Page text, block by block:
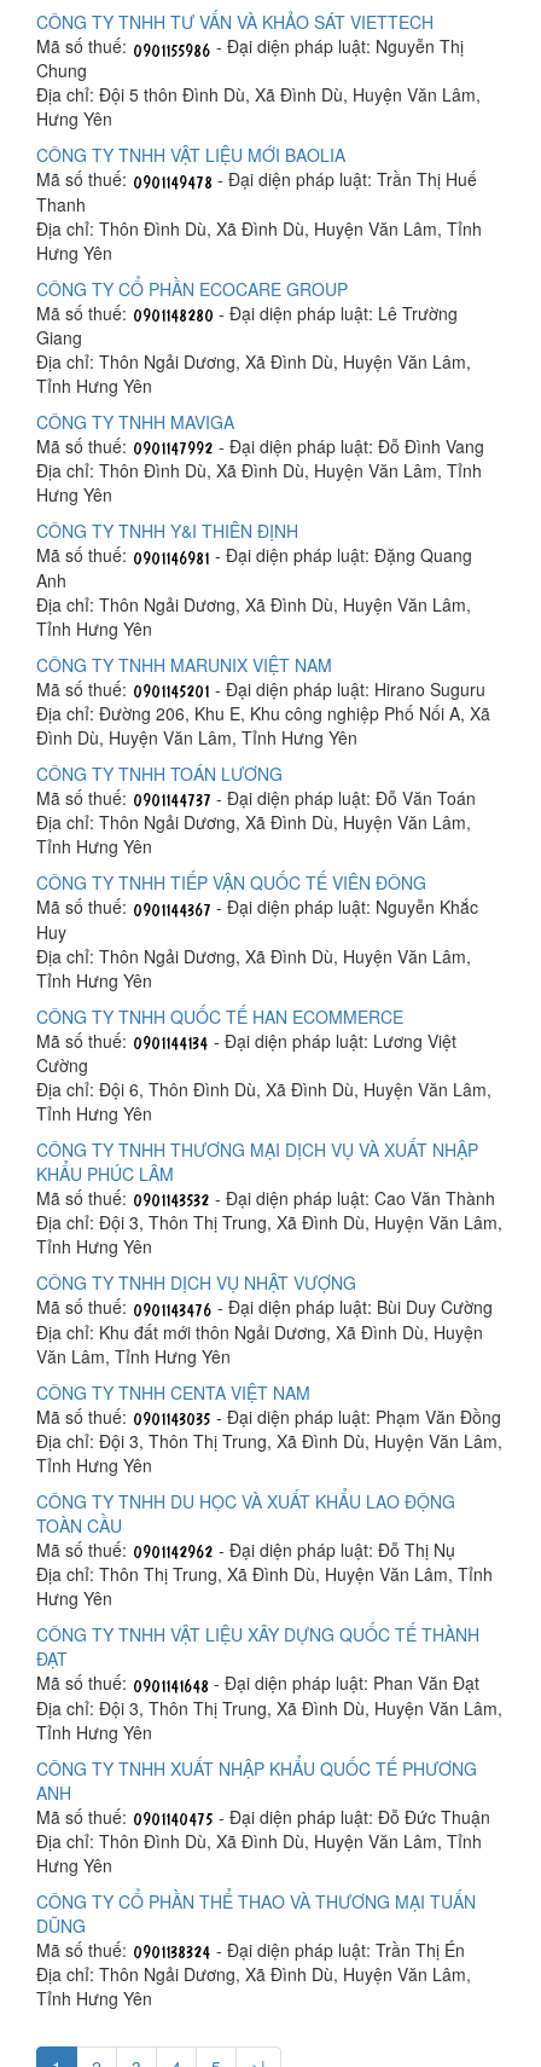
CÔNG TY TNHH TƯ VẤN VÀ KHẢO SÁT VIETTECH
Mã số thuế:
- Đại diện pháp luật: Nguyễn Thị
Chung
Địa chỉ: Đội 5 thôn Đình Dù, Xã Đình Dù, Huyện Văn Lâm,
Hưng Yên
CÔNG TY TNHH VẬT LIỆU MỚI BAOLIA
Mã số thuế:
- Đại diện pháp luật: Trần Thị Huế
Thanh
Địa chỉ: Thôn Đình Dù, Xã Đình Dù, Huyện Văn Lâm, Tỉnh
Hưng Yên
CÔNG TY CỔ PHẦN ECOCARE GROUP
Mã số thuế:
- Đại diện pháp luật: Lê Trường
Giang
Địa chỉ: Thôn Ngải Dương, Xã Đình Dù, Huyện Văn Lâm,
Tỉnh Hưng Yên
CÔNG TY TNHH MAVIGA
Mã số thuế:
- Đại diện pháp luật: Đỗ Đình Vang
Địa chỉ: Thôn Đình Dù, Xã Đình Dù, Huyện Văn Lâm, Tỉnh
Hưng Yên
CÔNG TY TNHH Y&I THIÊN ĐỊNH
Mã số thuế:
- Đại diện pháp luật: Đặng Quang
Anh
Địa chỉ: Thôn Ngải Dương, Xã Đình Dù, Huyện Văn Lâm,
Tỉnh Hưng Yên
CÔNG TY TNHH MARUNIX VIỆT NAM
Mã số thuế:
- Đại diện pháp luật: Hirano Suguru
Địa chỉ: Đường 206, Khu E, Khu công nghiệp Phố Nối A, Xã
Đình Dù, Huyện Văn Lâm, Tỉnh Hưng Yên
CÔNG TY TNHH TOÁN LƯƠNG
Mã số thuế:
- Đại diện pháp luật: Đỗ Văn Toán
Địa chỉ: Thôn Ngải Dương, Xã Đình Dù, Huyện Văn Lâm,
Tỉnh Hưng Yên
CÔNG TY TNHH TIẾP VẬN QUỐC TẾ VIÊN ĐÔNG
Mã số thuế:
- Đại diện pháp luật: Nguyễn Khắc
Huy
Địa chỉ: Thôn Ngải Dương, Xã Đình Dù, Huyện Văn Lâm,
Tỉnh Hưng Yên
CÔNG TY TNHH QUỐC TẾ HAN ECOMMERCE
Mã số thuế:
- Đại diện pháp luật: Lương Việt
Cường
Địa chỉ: Đội 6, Thôn Đình Dù, Xã Đình Dù, Huyện Văn Lâm,
Tỉnh Hưng Yên
CÔNG TY TNHH THƯƠNG MẠI DỊCH VỤ VÀ XUẤT NHẬP
KHẨU PHÚC LÂM
Mã số thuế:
- Đại diện pháp luật: Cao Văn Thành
Địa chỉ: Đội 3, Thôn Thị Trung, Xã Đình Dù, Huyện Văn Lâm,
Tỉnh Hưng Yên
CÔNG TY TNHH DỊCH VỤ NHẬT VƯỢNG
Mã số thuế:
- Đại diện pháp luật: Bùi Duy Cường
Địa chỉ: Khu đất mới thôn Ngải Dương, Xã Đình Dù, Huyện
Văn Lâm, Tỉnh Hưng Yên
CÔNG TY TNHH CENTA VIỆT NAM
Mã số thuế:
- Đại diện pháp luật: Phạm Văn Đồng
Địa chỉ: Đội 3, Thôn Thị Trung, Xã Đình Dù, Huyện Văn Lâm,
Tỉnh Hưng Yên
CÔNG TY TNHH DU HỌC VÀ XUẤT KHẨU LAO ĐỘNG
TOÀN CẦU
Mã số thuế:
- Đại diện pháp luật: Đỗ Thị Nụ
Địa chỉ: Thôn Thị Trung, Xã Đình Dù, Huyện Văn Lâm, Tỉnh
Hưng Yên
CÔNG TY TNHH VẬT LIỆU XÂY DỰNG QUỐC TẾ THÀNH
ĐẠT
Mã số thuế:
- Đại diện pháp luật: Phan Văn Đạt
Địa chỉ: Đội 3, Thôn Thị Trung, Xã Đình Dù, Huyện Văn Lâm,
Tỉnh Hưng Yên
CÔNG TY TNHH XUẤT NHẬP KHẨU QUỐC TẾ PHƯƠNG
ANH
Mã số thuế:
- Đại diện pháp luật: Đỗ Đức Thuận
Địa chỉ: Thôn Đình Dù, Xã Đình Dù, Huyện Văn Lâm, Tỉnh
Hưng Yên
CÔNG TY CỔ PHẦN THỂ THAO VÀ THƯƠNG MẠI TUẤN
DŨNG
Mã số thuế:
- Đại diện pháp luật: Trần Thị Én
Địa chỉ: Thôn Ngải Dương, Xã Đình Dù, Huyện Văn Lâm,
Tỉnh Hưng Yên